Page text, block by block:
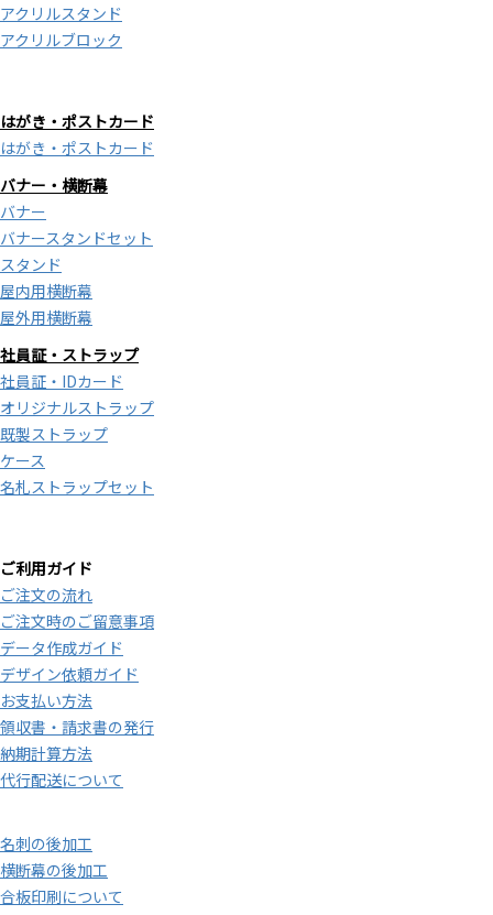
アクリルスタンド
アクリルブロック
はがき・ポストカード
はがき・ポストカード
バナー・横断幕
バナー
バナースタンドセット
スタンド
屋内用横断幕
屋外用横断幕
社員証・ストラップ
社員証・IDカード
オリジナルストラップ
既製ストラップ
ケース
名札ストラップセット
ご利用ガイド
ご注文の流れ
ご注文時のご留意事項
データ作成ガイド
デザイン依頼ガイド
お支払い方法
領収書・請求書の発行
納期計算方法
代行配送について
名刺の後加工
横断幕の後加工
合板印刷について